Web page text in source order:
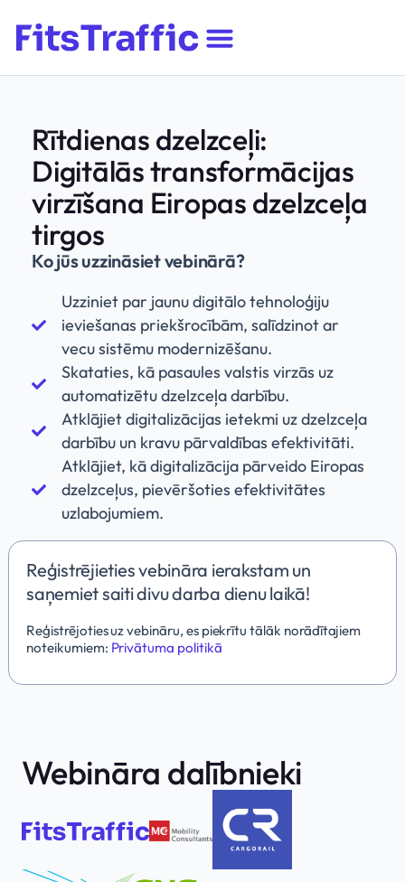
Rītdienas dzelzceļi:
Digitālās transformācijas
virzīšana Eiropas dzelzceļa
tirgos
Ko jūs uzzināsiet vebinārā?
Uzziniet par jaunu digitālo tehnoloģiju
ieviešanas priekšrocībām, salīdzinot ar
vecu sistēmu modernizēšanu.
Skataties, kā pasaules valstis virzās uz
automatizētu dzelzceļa darbību.
Atklājiet digitalizācijas ietekmi uz dzelzceļa
darbību un kravu pārvaldības efektivitāti.
Atklājiet, kā digitalizācija pārveido Eiropas
dzelzceļus, pievēršoties efektivitātes
uzlabojumiem.
Reģistrējieties vebināra ierakstam un
saņemiet saiti divu darba dienu laikā!
Reģistrējoties uz vebināru, es piekrītu tālāk norādītajiem
noteikumiem: Privātuma politikā
Webināra dalībnieki